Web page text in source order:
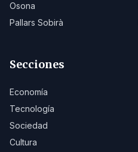
Osona
Pallars Sobirà
Secciones
Economía
Tecnología
Sociedad
Cultura